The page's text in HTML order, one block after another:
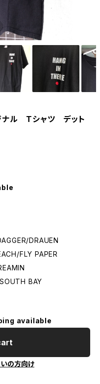
ナル Tシャツ デット
DRAUEN
FLY PAPER
BAY
available
の方向け